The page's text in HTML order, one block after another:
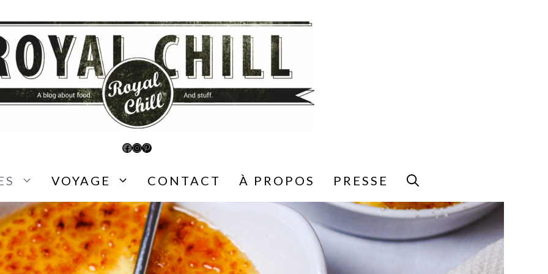
Facebook
Instagram
Pinterest
VOYAGE CONTACT À PROPOS PRESSE